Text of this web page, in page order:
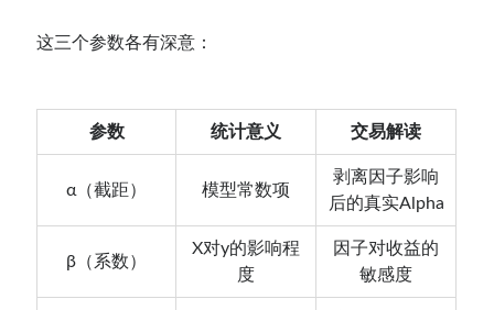
这三个参数各有深意：
参数 统计意义 交易解读
α（截距） 模型常数项
剥离因子影响
后的真实Alpha
β（系数）
X对y的影响程
度
因子对收益的
敏感度